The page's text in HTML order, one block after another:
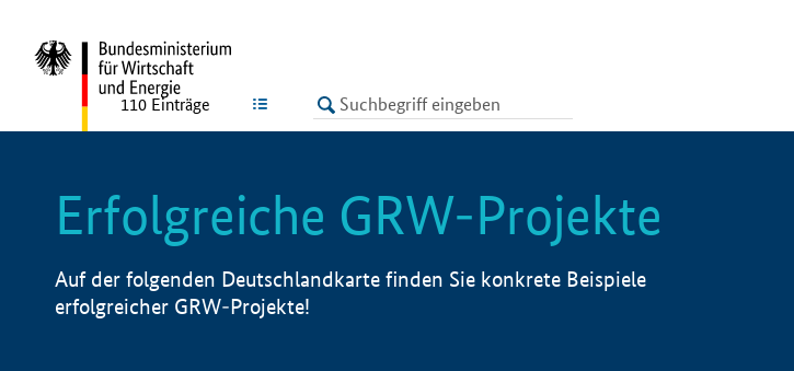
LISTE
110 Einträge
Erfolgreiche GRW-Projekte
Auf der folgenden Deutschlandkarte finden Sie konkrete Beispiele
erfolgreicher GRW-Projekte!